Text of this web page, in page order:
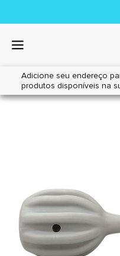
Adicione seu endereço
produtos disponíveis na
Home|Cães|Brinquedos